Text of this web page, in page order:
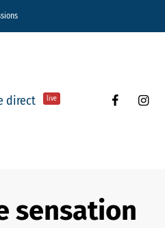
direct live
sensation